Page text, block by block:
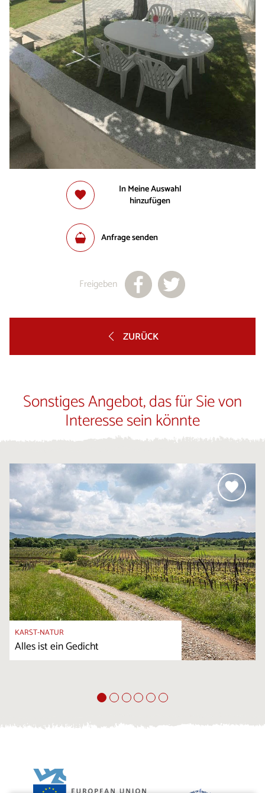
In Meine Auswahl
hinzufügen
Anfrage senden
Freigeben
ZURÜCK
Sonstiges Angebot, das für Sie von
Interesse sein könnte
KARST-NATUR
Alles ist ein Gedicht